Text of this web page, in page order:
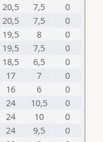
20,5 7,5
0
20,5 7,5
0
19,5 8
0
19,5 7,5
0
18,5 6,5
0
17 7
0
16 6
0
24 10,5
0
24 10
0
24 9,5
0